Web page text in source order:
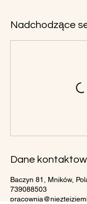
Nadchodzące
Dane
Baczyn 81, Mników,
739088503